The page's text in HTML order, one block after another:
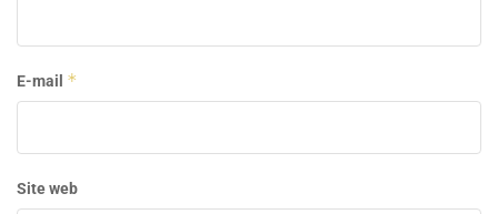
E-mail *
Site web